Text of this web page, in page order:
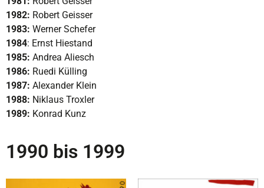
1982: Robert Geisser
1983: Werner Schefer
1984: Ernst Hiestand
1985: Andrea Aliesch
1986: Ruedi Külling
1987: Alexander Klein
1988: Niklaus Troxler
1989: Konrad Kunz
1990 bis 1999